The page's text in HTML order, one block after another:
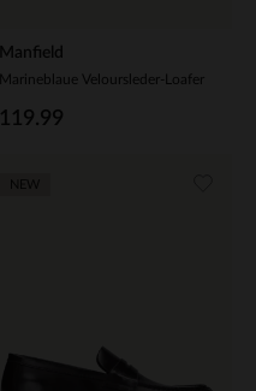
Manfield
Marineblaue Veloursleder-Loafer
119.99